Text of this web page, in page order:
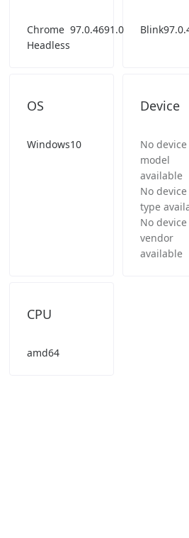
Chrome
Headless
97.0.4691.0 Blink
OS
Windows10
Device
No device
model
available
No device
type
No device
vendor
available
CPU
amd64